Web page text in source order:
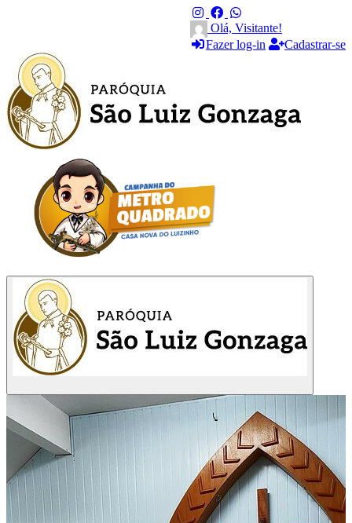
Olá, Visitante!
Fazer log-in
Cadastrar-se